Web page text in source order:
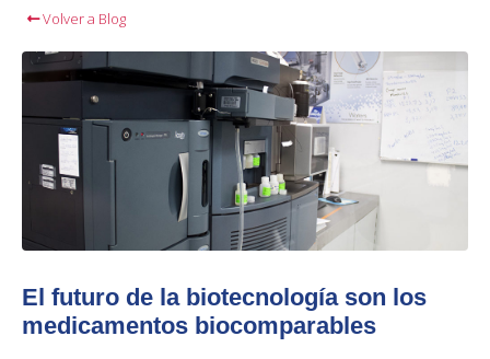
Volver a Blog
El futuro de la biotecnología son los
medicamentos biocomparables